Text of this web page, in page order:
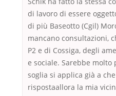
di lavoro di essere
di più Baseotto (Cgil)
mancano consultazioni,
P2 e di Cossiga, degli
e sociale. Sarebbe molto
soglia si applica già a
rispostaallora la mia